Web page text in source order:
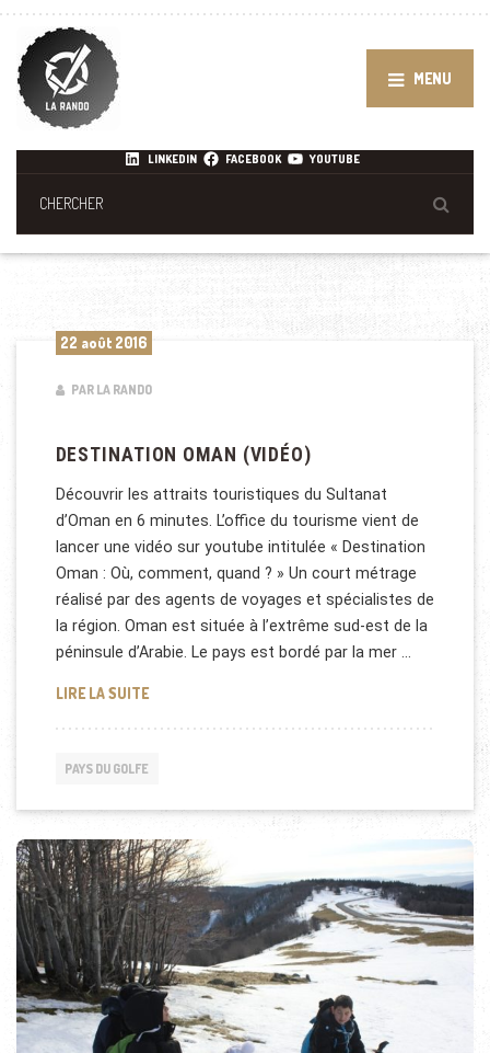
MENU
LINKEDIN FACEBOOK YOUTUBE
22 août 2016
PAR LA RANDO
DESTINATION OMAN (VIDÉO)
Découvrir les attraits touristiques du Sultanat
d’Oman en 6 minutes. L’office du tourisme vient de
lancer une vidéo sur youtube intitulée « Destination
Oman : Où, comment, quand ? » Un court métrage
réalisé par des agents de voyages et spécialistes de
la région. Oman est située à l’extrême sud-est de la
péninsule d’Arabie. Le pays est bordé par la mer …
LIRE LA SUITEDESTINATION OMAN (VIDÉO)
PAYS DU GOLFE